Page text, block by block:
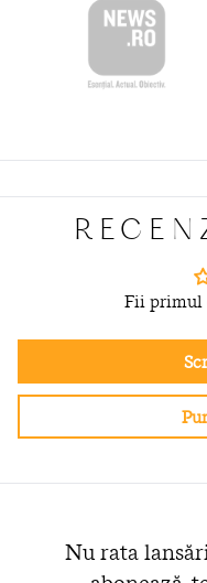
Fii primul
Nu rata